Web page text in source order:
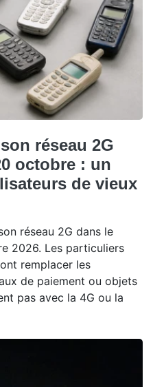
réseau 2G
octobre : un
de vieux
réseau 2G dans le
2026. Les particuliers
remplacer les
de paiement ou objets
pas avec la 4G ou la